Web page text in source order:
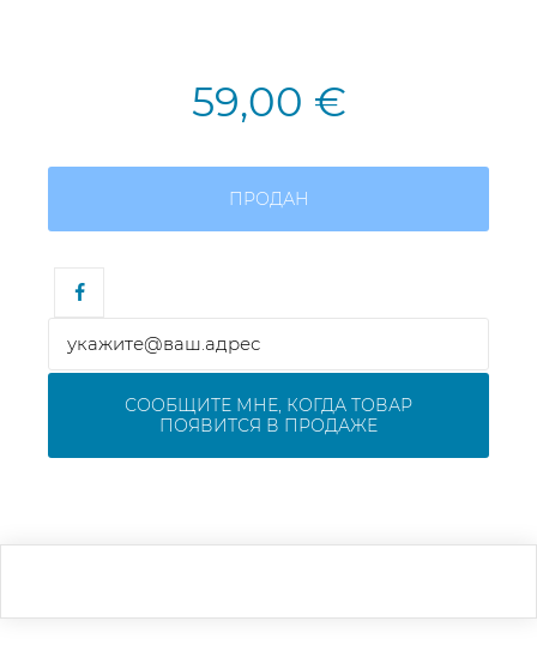
59,00 €
ПРОДАН
СООБЩИТЕ МНЕ, КОГДА ТОВАР
ПОЯВИТСЯ В ПРОДАЖЕ